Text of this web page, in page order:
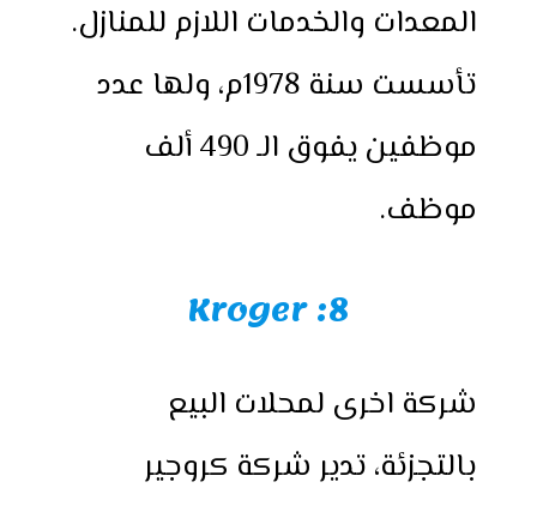
المعدات والخدمات اللازم للمنازل.
تأسست سنة 1978م، ولها عدد
موظفين يفوق الـ 490 ألف
موظف.
8: Kroger
شركة اخرى لمحلات البيع
بالتجزئة، تدير شركة كروجير